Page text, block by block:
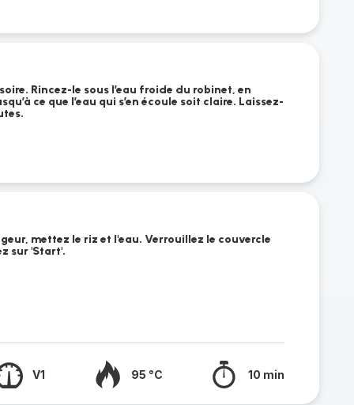
Rincez-le sous l’eau froide du robinet, en
ce que l’eau qui s’en écoule soit claire. Laissez-
mettez le riz et l'eau. Verrouillez le couvercle
sur 'Start'.
V1 95 °C 10 min